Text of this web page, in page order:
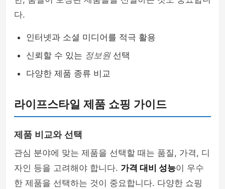
다.
인터넷과 소셜 미디어를 적극 활용
신뢰할 수 있는 정보원선택
다양한 제품 종류 비교
라이프스타일 제품 쇼핑 가이드
제품 비교와 선택
관심 분야에 맞는 제품을 선택할 때는 품질, 가격, 디
자인 등을 고려해야 합니다. 가격 대비 성능이 우수
한 제품을 선택하는 것이 중요합니다. 다양한 쇼핑